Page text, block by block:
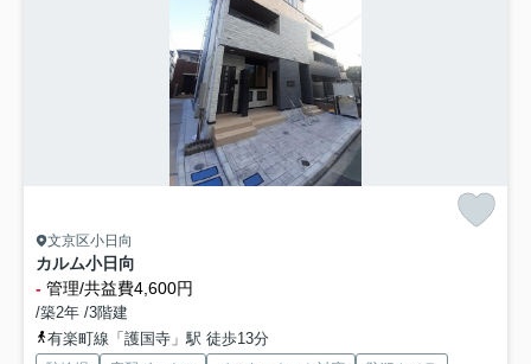
文京区小日向
カルム小日向
- 管理/共益費4,600円
/築2年 /3階建
有楽町線「護国寺」駅 徒歩13分